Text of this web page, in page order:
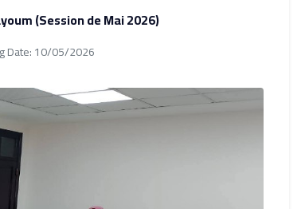
(Session de Mai 2026)
Date: 10/05/2026